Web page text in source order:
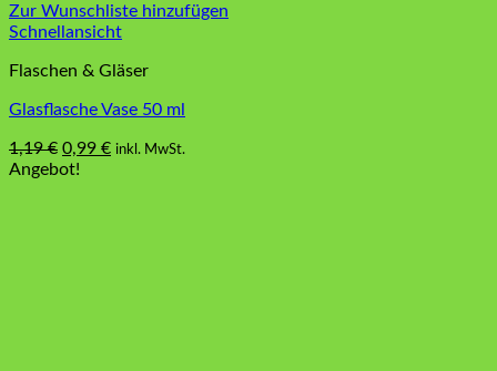
Zur Wunschliste hinzufügen
Schnellansicht
Flaschen & Gläser
Glasflasche Vase 50 ml
1,19€ Ursprünglicher
Preis
0,99 €Aktueller
inkl. MwSt.
Angebot!